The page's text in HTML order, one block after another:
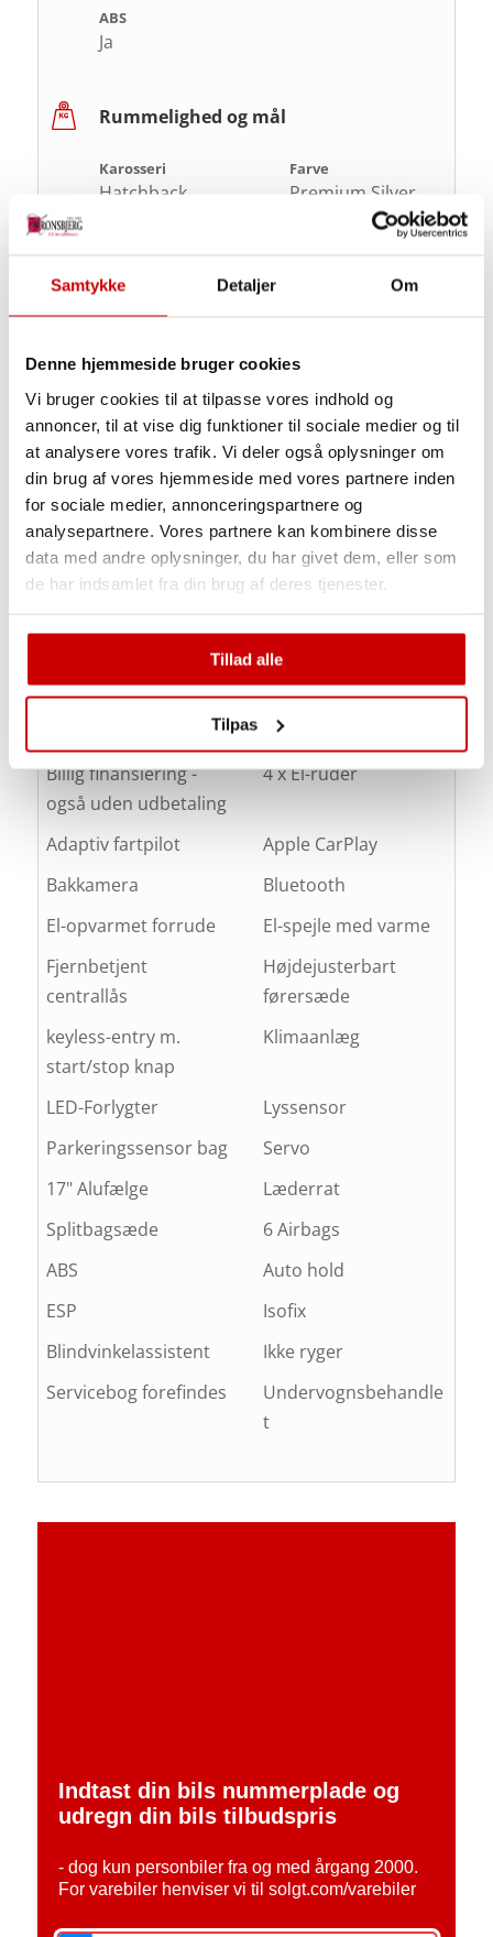
Samtykke Detaljer Om
Denne hjemmeside bruger cookies
Vi bruger cookies til at tilpasse vores indhold og
annoncer, til at vise dig funktioner til sociale medier og til
at analysere vores trafik. Vi deler også oplysninger om
din brug af vores hjemmeside med vores partnere inden
for sociale medier, annonceringspartnere og
analysepartnere. Vores partnere kan kombinere disse
data med andre oplysninger, du har givet dem, eller som
de har indsamlet fra din brug af deres tjenester.
Tillad alle
Tilpas
ABS
Ja
Rummelighed og mål
Karosseri
Hatchback
Farve
Premium Silver
Antal sæder
1,8m
Længde
4,21m
Totalvægt
1.725kg
Tilkoblingsvægt med
bremser
1.250kg
Tilkoblingsvægt uden
bremser
638kg
Forhandler
referencenummer
23409493
Billig finansiering -
også uden udbetaling
4 x El-ruder
Adaptiv fartpilot
Apple CarPlay
Bakkamera
Bluetooth
El-opvarmet forrude
El-spejle med varme
Fjernbetjent
centrallås
Højdejusterbart
førersæde
keyless-entry m.
start/stop knap
Klimaanlæg
LED-Forlygter
Lyssensor
Parkeringssensor bag
Servo
17" Alufælge
Læderrat
Splitbagsæde
6 Airbags
ABS
Auto hold
ESP
Isofix
Blindvinkelassistent
Ikke ryger
Servicebog forefindes
Undervognsbehandle
t